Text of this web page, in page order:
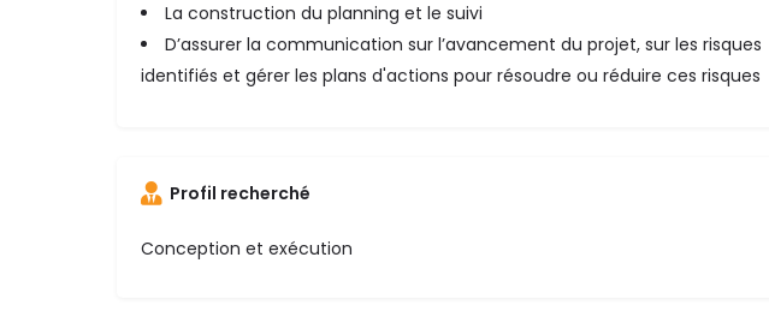
La construction du planning et le suivi
D’assurer la communication sur l’avancement du projet, sur les risques
identifiés et gérer les plans d'actions pour résoudre ou réduire ces risques
Profil recherché
Conception et exécution